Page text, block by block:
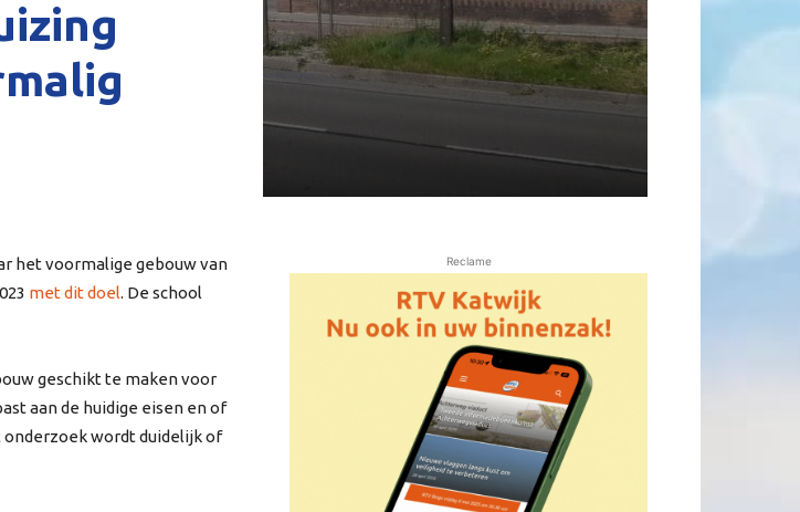
het voormalige gebouw van
met dit doel. De school
geschikt te maken voor
aan de huidige eisen en of
onderzoek wordt duidelijk of
Reclame